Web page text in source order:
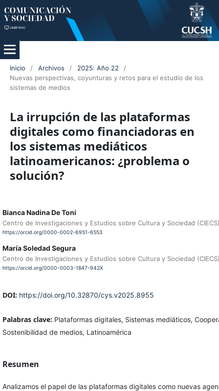
Inicio / Archivos / 2025: Año 22
/
Nuevas perspectivas, coyunturas y retos para el estudio de los
sistemas de medios
La irrupción de las plataformas
digitales como financiadoras en
los sistemas mediáticos
latinoamericanos: ¿problema o
solución?
Bianca Nadina De Toni
Centro de Investigaciones y Estudios sobre Cultura y Sociedad
https://orcid.org/0000-0002-6951-6553
María Soledad Segura
Centro de Investigaciones y Estudios sobre Cultura y Sociedad
https://orcid.org/0000-0003-1847-942X
DOI: https://doi.org/10.32870/cys.v2025.8955
Palabras clave: Plataformas digitales, Sistemas mediáticos,
Sostenibilidad de medios, Latinoamérica
Resumen
Analizamos el papel de las plataformas digitales como nuevas